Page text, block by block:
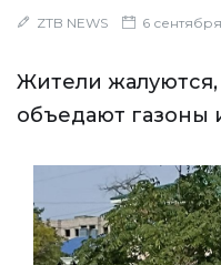
ZTB NEWS 6
Жители
объедают газоны